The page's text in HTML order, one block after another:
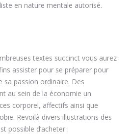
en nature mentale autorisé.
textes succinct vous aurez
assister pour se préparer pour
sa passion ordinaire. Des
au sein de la économie un
corporel, affectifs ainsi que
Revoilà divers illustrations des
possible d’acheter :